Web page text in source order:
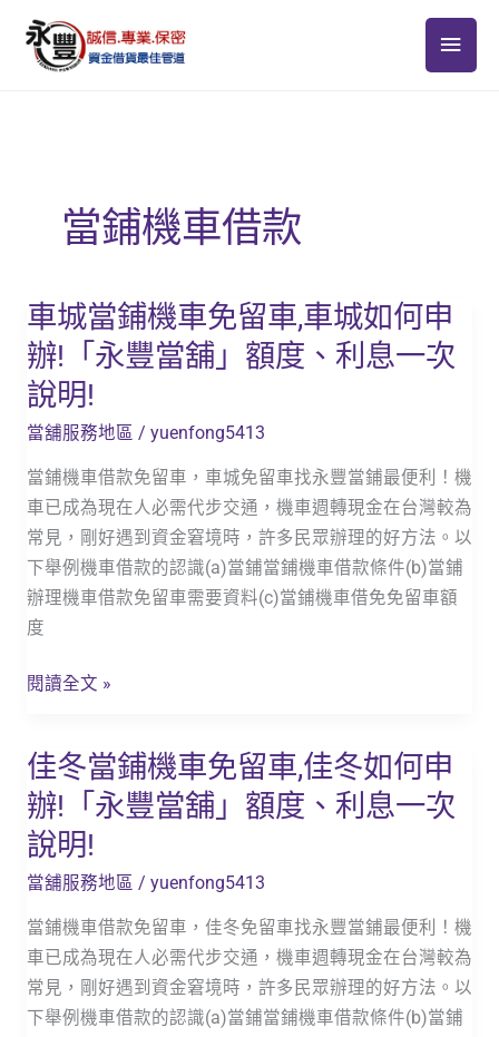
主
當鋪機車借款
車城當鋪機車免留車,車城如何申
辦!「永豐當舖」額度、利息一次
說明!
當舖服務地區 / yuenfong5413
當鋪機車借款免留車，車城免留車找永豐當鋪最便利！機
車已成為現在人必需代步交通，機車週轉現金在台灣較為
常見，剛好遇到資金窘境時，許多民眾辦理的好方法。以
下舉例機車借款的認識(a)當鋪當鋪機車借款條件(b)當鋪
辦理機車借款免留車需要資料(c)當鋪機車借免免留車額
度
車
城
當
鋪
機
免
留
車,
車
城
如
何
「永
豐
當
舖」
額
度、
利
息
閱讀全文 »
佳冬當鋪機車免留車,佳冬如何申
辦!「永豐當舖」額度、利息一次
說明!
當舖服務地區 / yuenfong5413
當鋪機車借款免留車，佳冬免留車找永豐當鋪最便利！機
車已成為現在人必需代步交通，機車週轉現金在台灣較為
常見，剛好遇到資金窘境時，許多民眾辦理的好方法。以
下舉例機車借款的認識(a)當鋪當鋪機車借款條件(b)當鋪
佳
冬
當
鋪
機
免
留
車,
佳